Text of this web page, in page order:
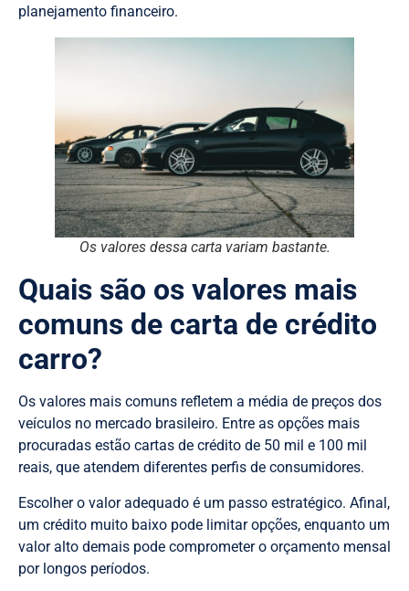
planejamento financeiro.
Os valores dessa carta variam bastante.
Quais são os valores mais
comuns de carta de crédito
carro?
Os valores mais comuns refletem a média de preços dos
veículos no mercado brasileiro. Entre as opções mais
procuradas estão cartas de crédito de 50 mil e 100 mil
reais, que atendem diferentes perfis de consumidores.
Escolher o valor adequado é um passo estratégico. Afinal,
um crédito muito baixo pode limitar opções, enquanto um
valor alto demais pode comprometer o orçamento mensal
por longos períodos.